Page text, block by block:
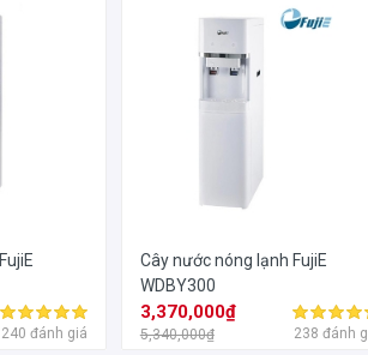
240 đánh giá
Cây nước nóng lạnh FujiE
WDBY300
3,370,000₫
5,340,000₫ 238 đánh